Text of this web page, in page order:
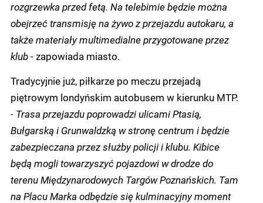
rozgrzewka przed fetą. Na telebimie będzie można
obejrzeć transmisję na żywo z przejazdu autokaru, a
także materiały multimedialne przygotowane przez
klub -zapowiada miasto.
Tradycyjnie już, piłkarze po meczu przejadą
piętrowym londyńskim autobusem w kierunku MTP.
- Trasa przejazdu poprowadzi ulicami Ptasią,
Bułgarską i Grunwaldzką w stronę centrum i będzie
zabezpieczana przez służby policji i klubu. Kibice
będą mogli towarzyszyć pojazdowi w drodze do
terenu Międzynarodowych Targów Poznańskich. Tam
na Placu Marka odbędzie się kulminacyjny moment